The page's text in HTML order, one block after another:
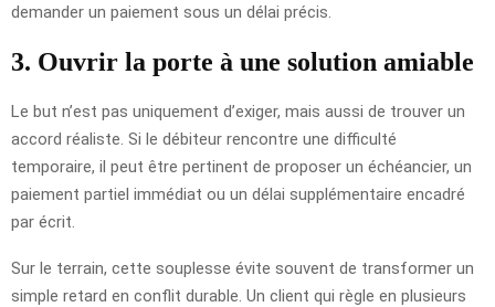
demander un paiement sous un délai précis.
3. Ouvrir la porte à une solution amiable
Le but n’est pas uniquement d’exiger, mais aussi de trouver un
accord réaliste. Si le débiteur rencontre une difficulté
temporaire, il peut être pertinent de proposer un échéancier, un
paiement partiel immédiat ou un délai supplémentaire encadré
par écrit.
Sur le terrain, cette souplesse évite souvent de transformer un
simple retard en conflit durable. Un client qui règle en plusieurs